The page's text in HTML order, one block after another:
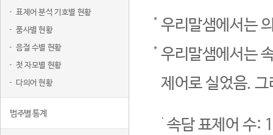
표제어 분석 기호별 현황
품사별 현황
음절 수별 현황
첫 자모별 현황
다의어 현황
범주별 통계
우리말샘에서는
우리말샘에서는
제어로 실었음.
속담 표제어 수: